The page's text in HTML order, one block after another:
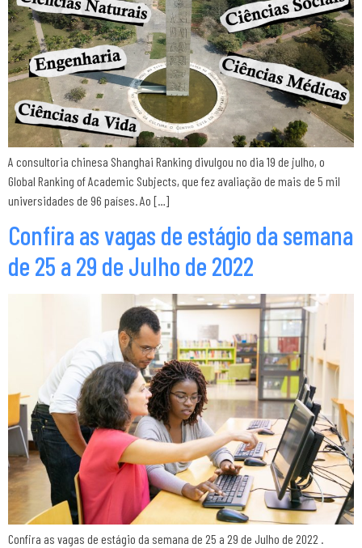
A consultoria chinesa Shanghai Ranking divulgou no dia 19 de julho, o
Global Ranking of Academic Subjects, que fez avaliação de mais de 5 mil
universidades de 96 países. Ao […]
Confira as vagas de estágio da semana
de 25 a 29 de Julho de 2022
Confira as vagas de estágio da semana de 25 a 29 de Julho de 2022 .